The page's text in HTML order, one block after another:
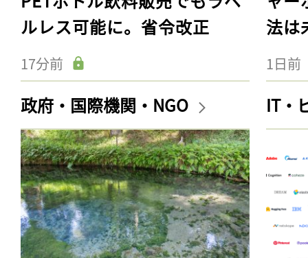
ルレス可能に。省令改正
17分前
法は
1日前
政府・国際機関・NGO IT・